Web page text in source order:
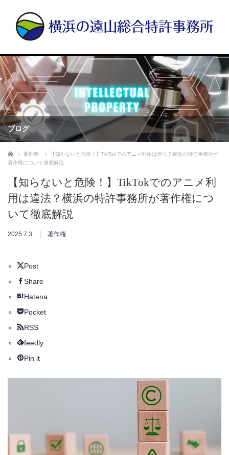
ブログ
ホーム 著作権
【知らないと危険！】TikTokでのアニメ利用は違法？横浜の特許事務所が
著作権について徹底解説
【知らないと危険！】TikTokでのアニメ利
用は違法？横浜の特許事務所が著作権につ
いて徹底解説
2025.7.3 著作権
Post
Share
Hatena
Pocket
RSS
feedly
Pin it